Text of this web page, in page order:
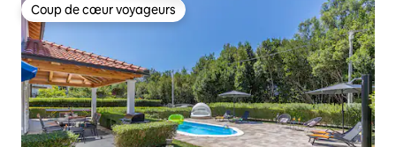
Coup de cœur voyageurs
Coup de cœur voyageurs